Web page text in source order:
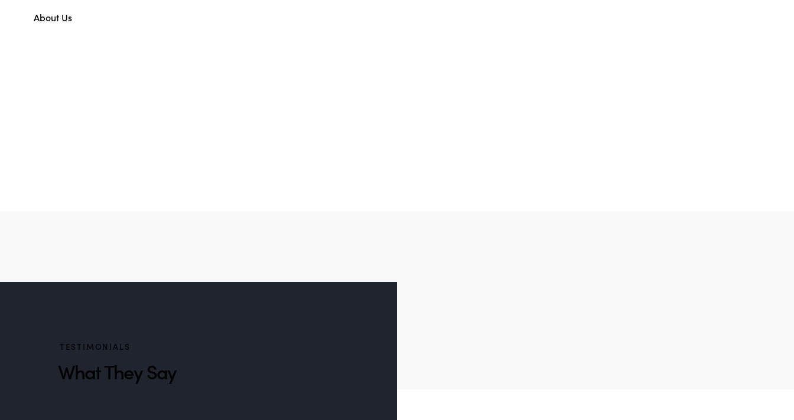
About Us
TESTIMONIALS
What They Say